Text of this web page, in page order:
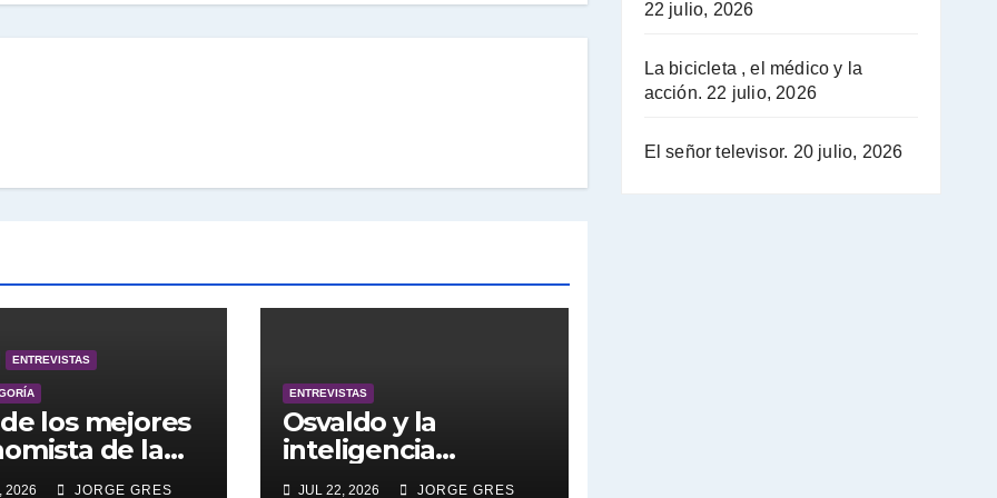
ENTREVISTAS
los mejores
de la
engalana
2026 JORGE GRES
ENTREVISTAS
Osvaldo y la
inteligencia
artificial.
JUL 22, 2026 JORGE GRES
22 julio, 2026
La bicicleta , el médico y la
acción. 22 julio, 2026
El señor televisor. 20 julio, 2026